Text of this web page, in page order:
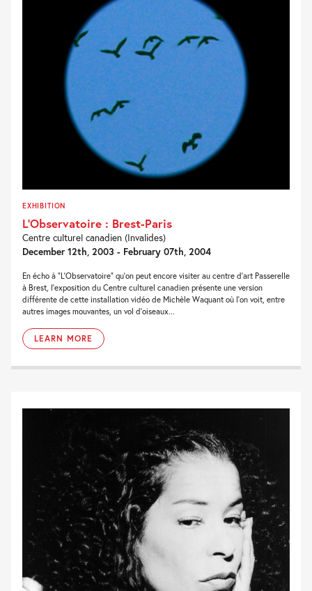
EXHIBITION
L’Observatoire : Brest-Paris
Centre culturel canadien (Invalides)
December 12th, 2003 - February 07th, 2004
En écho à “L’Observatoire” qu’on peut encore visiter au centre d’art Passerelle
à Brest, l’exposition du Centre culturel canadien présente une version
différente de cette installation vidéo de Michèle Waquant où l’on voit, entre
autres images mouvantes, un vol d’oiseaux...
LEARN MORE